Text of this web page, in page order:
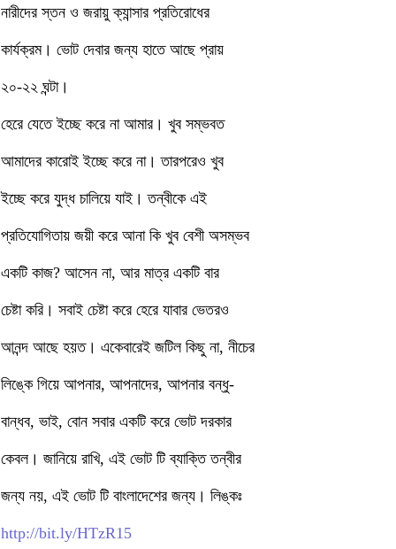
নারীদের স্তন ও জরায়ু ক্যান্সার প্রতিরোধের
কার্যক্রম। ভোট দেবার জন্য হাতে আছে প্রায়
২০-২২ ঘন্টা।
হেরে যেতে ইচ্ছে করে না আমার। খুব সম্ভবত
আমাদের কারোই ইচ্ছে করে না। তারপরেও খুব
ইচ্ছে করে যুদ্ধ চালিয়ে যাই। তন্বীকে এই
প্রতিযোগিতায় জয়ী করে আনা কি খুব বেশী অসম্ভব
একটি কাজ? আসেন না, আর মাত্র একটি বার
চেষ্টা করি। সবাই চেষ্টা করে হেরে যাবার ভেতরও
আনন্দ আছে হয়ত। একেবারেই জটিল কিছু না, নীচের
লিঙ্কে গিয়ে আপনার, আপনাদের, আপনার বন্ধু-
বান্ধব, ভাই, বোন সবার একটি করে ভোট দরকার
কেবল। জানিয়ে রাখি, এই ভোট টি ব্যাক্তি তন্বীর
জন্য নয়, এই ভোট টি বাংলাদেশের জন্য। লিঙ্কঃ
http://bit.ly/HTzR15